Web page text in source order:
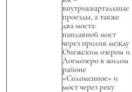
внутриквартальные
проезды, а также
два моста:
наплавной мост
через пролив между
Онежским озером и
Логмозеро в жилом
районе
«Соломенное» и
мост через реку